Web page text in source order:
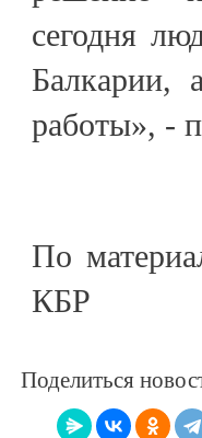
сегодня
Балкарии,
работы», -
По
КБР
Поделиться